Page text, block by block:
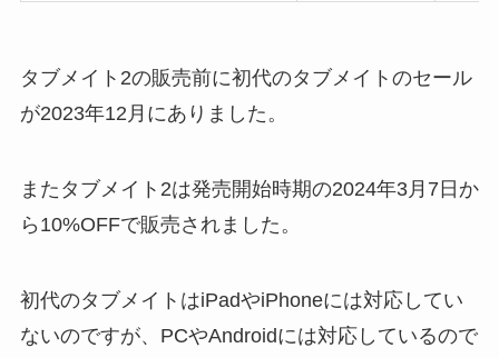
タブメイト2の販売前に初代のタブメイトのセール
が2023年12月にありました。
またタブメイト2は発売開始時期の2024年3月7日か
ら10%OFFで販売されました。
初代のタブメイトはiPadやiPhoneには対応してい
ないのですが、PCやAndroidには対応しているので